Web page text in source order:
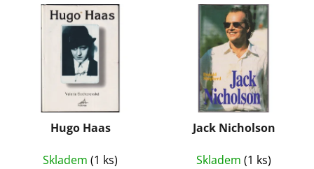
Hugo Haas
Skladem (1 ks)
Jack Nicholson
Skladem (1 ks)